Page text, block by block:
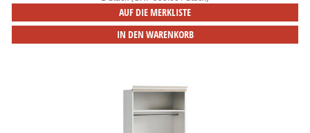
AUF DIE MERKLISTE
IN DEN WARENKORB